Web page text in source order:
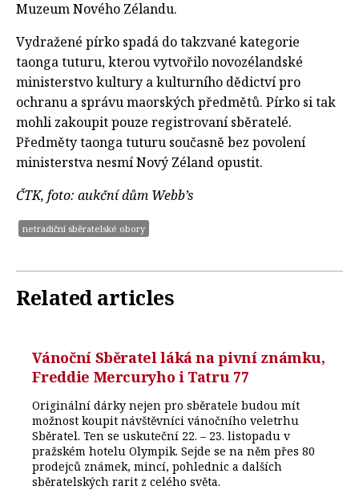
Muzeum Nového Zélandu.
Vydražené pírko spadá do takzvané kategorie
taonga tuturu, kterou vytvořilo novozélandské
ministerstvo kultury a kulturního dědictví pro
ochranu a správu maorských předmětů. Pírko si tak
mohli zakoupit pouze registrovaní sběratelé.
Předměty taonga tuturu současně bez povolení
ministerstva nesmí Nový Zéland opustit.
ČTK, foto: aukční dům Webb’s
netradiční sběratelské obory
Related articles
Vánoční Sběratel láká na pivní známku,
Freddie Mercuryho i Tatru 77
Originální dárky nejen pro sběratele budou mít
možnost koupit návštěvníci vánočního veletrhu
Sběratel. Ten se uskuteční 22. – 23. listopadu v
pražském hotelu Olympik. Sejde se na něm přes 80
prodejců známek, mincí, pohlednic a dalších
sběratelských rarit z celého světa.